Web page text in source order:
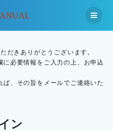
だきありがとうございます。
必要情報をご入力の上、お申込
、その旨をメールでご連絡いた
ン